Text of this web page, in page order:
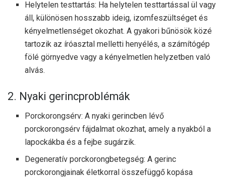
Helytelen testtartás: Ha helytelen testtartással ül vagy
áll, különösen hosszabb ideig, izomfeszültséget és
kényelmetlenséget okozhat. A gyakori bűnösök közé
tartozik az íróasztal melletti henyélés, a számítógép
fölé görnyedve vagy a kényelmetlen helyzetben való
alvás.
2. Nyaki gerincproblémák
Porckorongsérv: A nyaki gerincben lévő
porckorongsérv fájdalmat okozhat, amely a nyakból a
lapockákba és a fejbe sugárzik.
Degeneratív porckorongbetegség: A gerinc
porckorongjainak életkorral összefüggő kopása